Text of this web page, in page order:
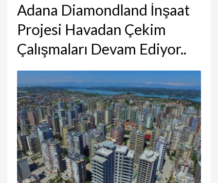
Adana Diamondland İnşaat
Projesi Havadan Çekim
Çalışmaları Devam Ediyor..